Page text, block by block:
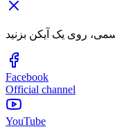
Facebook
Official channel
YouTube